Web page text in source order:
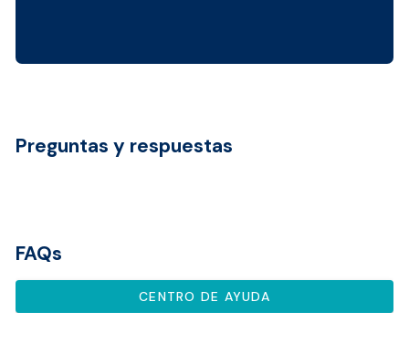
Preguntas y respuestas
FAQs
CENTRO DE AYUDA